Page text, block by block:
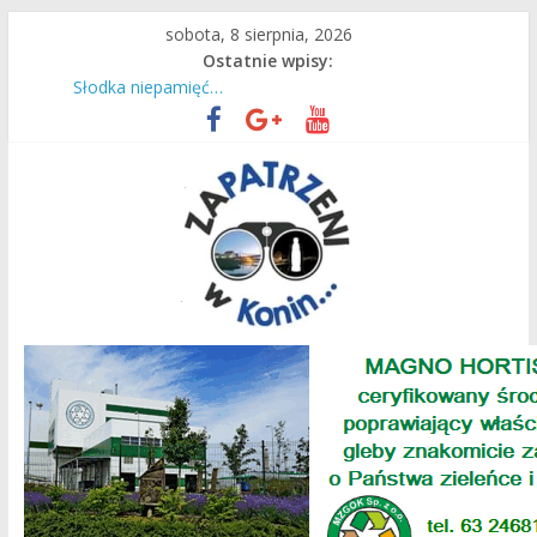
sobota, 8 sierpnia, 2026
Ostatnie wpisy:
Czas intensywnej pracy dla naszych ciepłowników!
Słodka niepamięć…
Są wakacje, mamy Przystań Gosławice!
36. raz wyruszyli na Jasną Górę
Zapatrzeni
w
Konin